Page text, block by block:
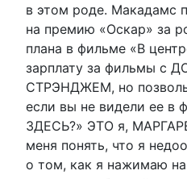
в этом роде. Макадамс
на премию «Оскар» за
плана в фильме «В
зарплату за фильмы с
СТРЭНДЖЕМ, но
если вы не видели ее в
ЗДЕСЬ?» ЭТО я,
меня понять, что я
о том, как я нажимаю